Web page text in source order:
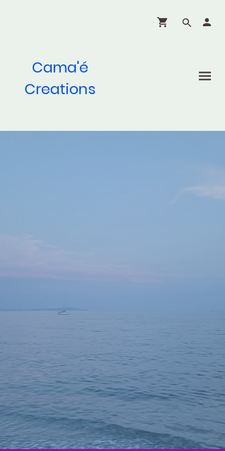
Cama'é
Creations